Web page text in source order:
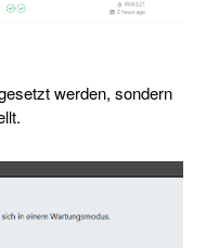
werden, sondern